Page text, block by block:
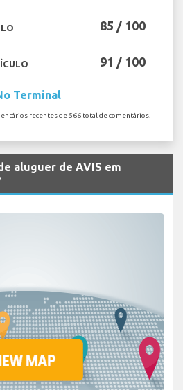
85 / 100
91 / 100
Terminal
recentes de 566 total de comentários.
aluguer de AVIS em